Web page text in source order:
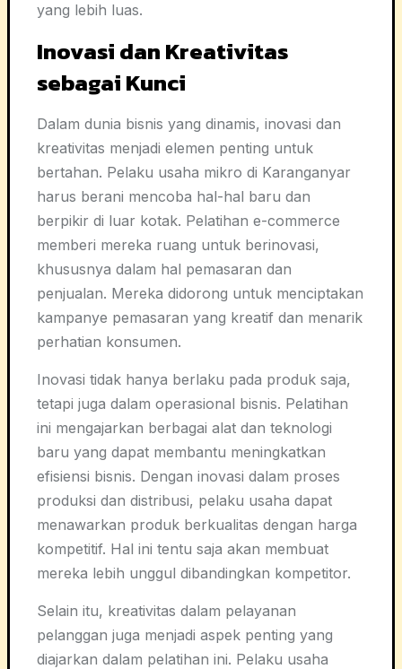
yang lebih luas.
Inovasi dan Kreativitas
sebagai Kunci
Dalam dunia bisnis yang dinamis, inovasi dan
kreativitas menjadi elemen penting untuk
bertahan. Pelaku usaha mikro di Karanganyar
harus berani mencoba hal-hal baru dan
berpikir di luar kotak. Pelatihan e-commerce
memberi mereka ruang untuk berinovasi,
khususnya dalam hal pemasaran dan
penjualan. Mereka didorong untuk menciptakan
kampanye pemasaran yang kreatif dan menarik
perhatian konsumen.
Inovasi tidak hanya berlaku pada produk saja,
tetapi juga dalam operasional bisnis. Pelatihan
ini mengajarkan berbagai alat dan teknologi
baru yang dapat membantu meningkatkan
efisiensi bisnis. Dengan inovasi dalam proses
produksi dan distribusi, pelaku usaha dapat
menawarkan produk berkualitas dengan harga
kompetitif. Hal ini tentu saja akan membuat
mereka lebih unggul dibandingkan kompetitor.
Selain itu, kreativitas dalam pelayanan
pelanggan juga menjadi aspek penting yang
diajarkan dalam pelatihan ini. Pelaku usaha